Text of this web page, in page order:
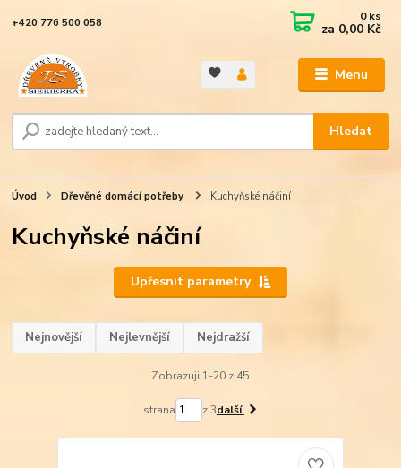
Menu
Hledat
+420 776 500 058 0ks
za 0,00 Kč
Úvod Dřevěné domácí potřeby Kuchyňské náčiní
Kuchyňské náčiní
Upřesnit parametry
Nejnovější Nejlevnější Nejdražší
Zobrazuji 1-20 z 45
strana z 3další